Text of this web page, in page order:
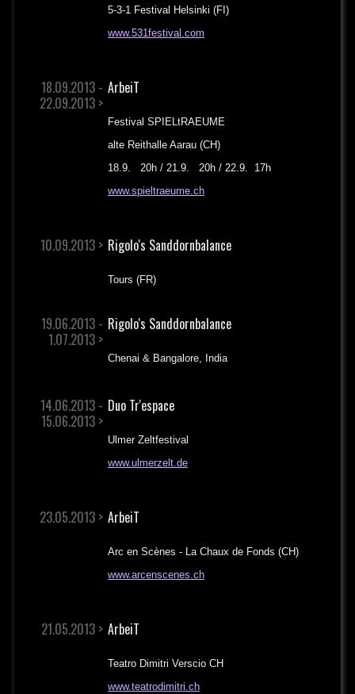
5-3-1 Festival Helsinki (FI)
www.531festival.com
18.09.2013 -
22.09.2013 >
ArbeiT
Festival SPIELtRAEUME
alte Reithalle Aarau (CH)
18.9. 20h / 21.9. 20h / 22.9. 17h
www.spieltraeume.ch
10.09.2013 > Rigolo's Sanddornbalance
Tours (FR)
19.06.2013 -
1.07.2013 >
Rigolo's Sanddornbalance
Chenai & Bangalore, India
14.06.2013 -
15.06.2013 >
Duo Tr'espace
Ulmer Zeltfestival
www.ulmerzelt.de
23.05.2013 > ArbeiT
Arc en Scènes - La Chaux de Fonds (CH)
www.arcenscenes.ch
21.05.2013 > ArbeiT
Teatro Dimitri Verscio CH
www.teatrodimitri.ch